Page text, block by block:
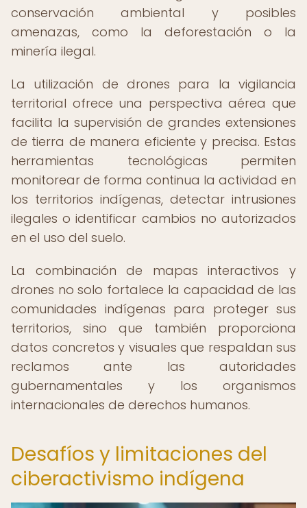
conservación ambiental y posibles
amenazas, como la deforestación o la
minería ilegal.
La utilización de drones para la vigilancia
territorial ofrece una perspectiva aérea que
facilita la supervisión de grandes extensiones
de tierra de manera eficiente y precisa. Estas
herramientas tecnológicas permiten
monitorear de forma continua la actividad en
los territorios indígenas, detectar intrusiones
ilegales o identificar cambios no autorizados
en el uso del suelo.
La combinación de mapas interactivos y
drones no solo fortalece la capacidad de las
comunidades indígenas para proteger sus
territorios, sino que también proporciona
datos concretos y visuales que respaldan sus
reclamos ante las autoridades
gubernamentales y los organismos
internacionales de derechos humanos.
Desafíos y limitaciones del
ciberactivismo indígena